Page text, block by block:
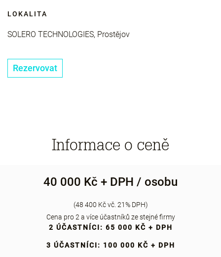
LOKALITA
SOLERO TECHNOLOGIES, Prostějov
Rezervovat
Informace o ceně
40 000 Kč + DPH / osobu
(48 400 Kč vč. 21% DPH)
Cena pro 2 a více účastníků ze stejné firmy
2 ÚČASTNÍCI: 65 000 KČ + DPH
3 ÚČASTNÍCI: 100 000 KČ + DPH